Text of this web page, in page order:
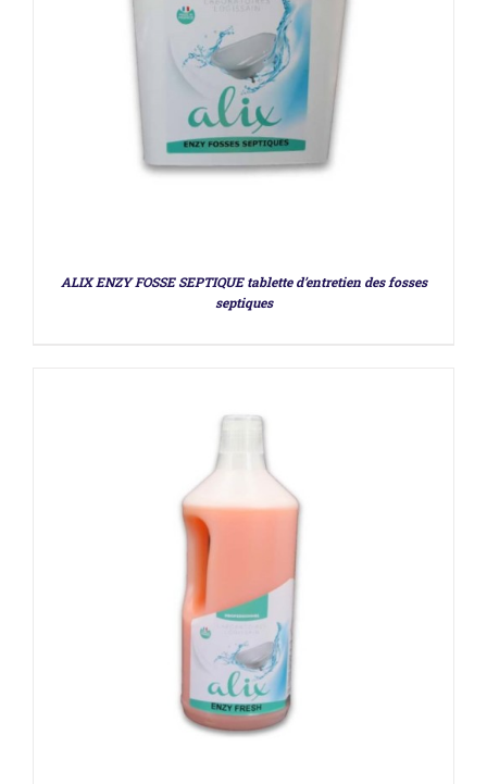
ALIX ENZY FOSSE SEPTIQUE tablette d’entretien des fosses
septiques
DÉTAILS
DÉTAILS